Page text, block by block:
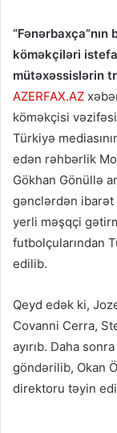
köməkçiləri
mütəxəssislərin
AZERFAX.AZ
köməkçisi
Türkiyə
edən rəhbərlik
Gökhan Gönüllə
gənclərdən ibarət
yerli məşqçi
futbolçularından
edilib.
Qeyd edək ki,
Covanni Cerra,
ayırıb. Daha
göndərilib, Okan
direktoru təyin